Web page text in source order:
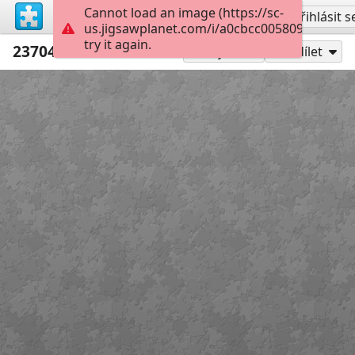
Vytvořit účet Přihlásit
237046 svetik 204 Sdílet
Cannot load an image (https://sc-
us.jigsawplanet.com/i/
try it again.